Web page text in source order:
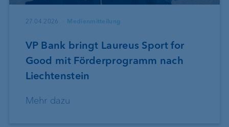
27.04.2026 Medienmitteilung
VP Bank bringt Laureus Sport for
Good mit Förderprogramm nach
Liechtenstein
Mehr dazu